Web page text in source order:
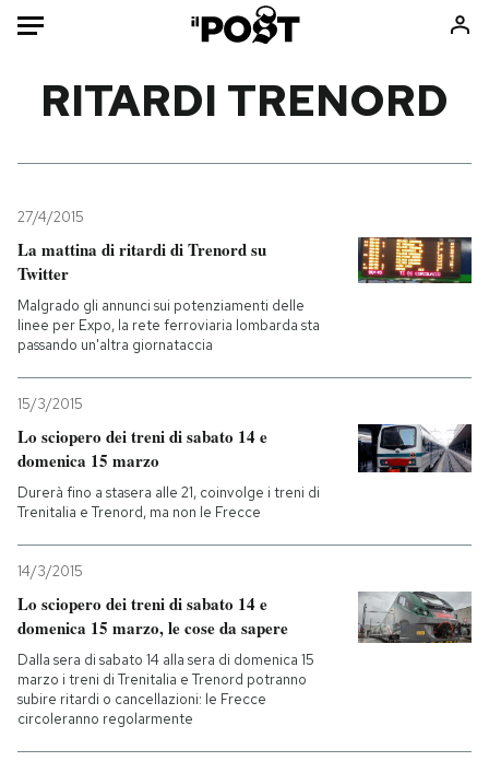
Mondo
Politica
Internet
Scienza
Economia
Sport
Consumismi
Ok Boomer!
Mondiali calcio 2026
NEWSLETTER
I MIEI PREFERITI
SHOP
RITARDI TRENORD
27/4/2015
La mattina di ritardi di Trenord su
Twitter
Malgrado gli annunci sui potenziamenti delle
linee per Expo, la rete ferroviaria lombarda sta
passando un'altra giornataccia
15/3/2015
Lo sciopero dei treni di sabato 14 e
domenica 15 marzo
Durerà fino a stasera alle 21, coinvolge i treni di
Trenitalia e Trenord, ma non le Frecce
14/3/2015
Lo sciopero dei treni di sabato 14 e
domenica 15 marzo, le cose da sapere
Dalla sera di sabato 14 alla sera di domenica 15
marzo i treni di Trenitalia e Trenord potranno
subire ritardi o cancellazioni: le Frecce
circoleranno regolarmente